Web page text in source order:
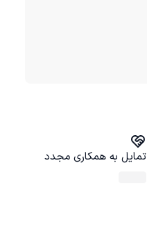
تمایل به همکاری مجدد